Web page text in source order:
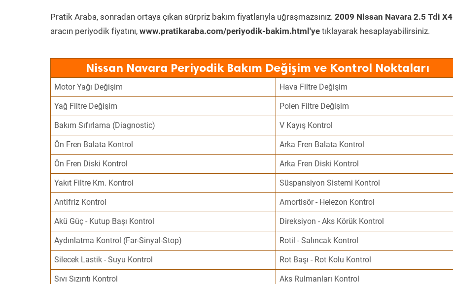
Pratik Araba, sonradan ortaya çıkan sürpriz bakım fiyatlarıyla uğraşmazsınız. 2009 Nissan Navara 2.5 Tdi X4
aracın periyodik fiyatını, www.pratikaraba.com/periyodik-bakim.html'ye tıklayarak hesaplayabilirsiniz.
Nissan Navara Periyodik Bakım Değişim ve Kontrol Noktaları
Motor Yağı Değişim Hava Filtre Değişim
Yağ Filtre Değişim Polen Filtre Değişim
Bakım Sıfırlama (Diagnostic) V Kayış Kontrol
Ön Fren Balata Kontrol Arka Fren Balata Kontrol
Ön Fren Diski Kontrol Arka Fren Diski Kontrol
Yakıt Filtre Km. Kontrol Süspansiyon Sistemi Kontrol
Antifriz Kontrol Amortisör - Helezon Kontrol
Akü Güç - Kutup Başı Kontrol Direksiyon - Aks Körük Kontrol
Aydınlatma Kontrol (Far-Sinyal-Stop) Rotil - Salıncak Kontrol
Silecek Lastik - Suyu Kontrol Rot Başı - Rot Kolu Kontrol
Sıvı Sızıntı Kontrol Aks Rulmanları Kontrol